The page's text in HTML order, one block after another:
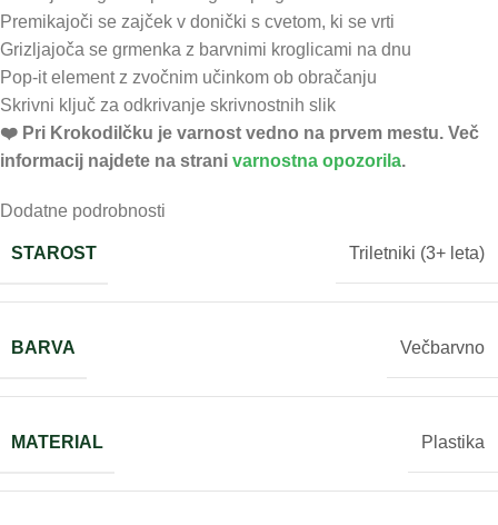
Premikajoči se zajček v donički s cvetom, ki se vrti
Grizljajoča se grmenka z barvnimi kroglicami na dnu
Pop-it element z zvočnim učinkom ob obračanju
Skrivni ključ za odkrivanje skrivnostnih slik
❤️ ️Pri Krokodilčku je varnost vedno na prvem mestu. Več
informacij najdete na strani varnostna opozorila.
Dodatne podrobnosti
STAROST Triletniki (3+ leta)
BARVA Večbarvno
MATERIAL Plastika